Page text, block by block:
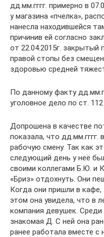
дд.мм.гггг. примерно в
у магазина «пчелка»,
нанесла находившейся
причинив ей согласно
от 22.04.2015г. закрытый
правой стопы без
здоровью средней
По данному факту
уголовное дело по ст.
Допрошена в качестве
показала, что дд.мм.гггг.
рабочую смену. Так как
следующий день у неё
своими коллегами Б.Ю. и
«Бриз» отдохнуть. Они
Когда они пришли в
этом она увидела, что в
компания девушек. Среди
знакомая Д. С ней она
ранее работала вместе